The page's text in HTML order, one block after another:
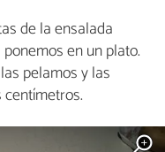
de la ensalada
en un plato.
pelamos y las